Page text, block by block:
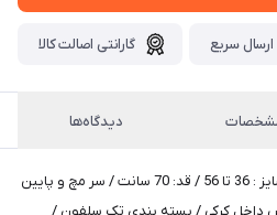
ارسال سریع گارانتی اصالت کالا
دیدگاه‌ها
سویشرت خفاشی / کد : 50712 / سایز : 36 تا 56 / قد: 70 سانت / سر مچ و پایین
داخل کرکی / بسته بندی تک سلفون /